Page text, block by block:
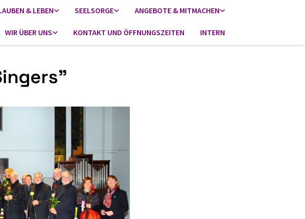
& LEBEN SEELSORGE ANGEBOTE & MITMACHEN
WIR ÜBER UNS KONTAKT UND ÖFFNUNGSZEITEN INTERN